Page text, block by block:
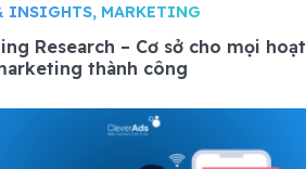
INSIGHTS, MARKETING
Research – Cơ sở cho mọi hoạt
thành công